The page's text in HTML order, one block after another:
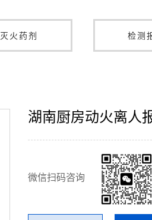
灭火药剂 检测
湖南厨房动火离人
微信扫码咨询